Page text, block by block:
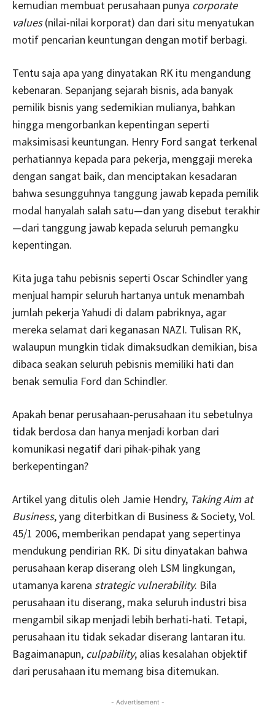
kemudian membuat perusahaan punya corporate
values(nilai-nilai korporat) dan dari situ menyatukan
motif pencarian keuntungan dengan motif berbagi.
Tentu saja apa yang dinyatakan RK itu mengandung
kebenaran. Sepanjang sejarah bisnis, ada banyak
pemilik bisnis yang sedemikian mulianya, bahkan
hingga mengorbankan kepentingan seperti
maksimisasi keuntungan. Henry Ford sangat terkenal
perhatiannya kepada para pekerja, menggaji mereka
dengan sangat baik, dan menciptakan kesadaran
bahwa sesungguhnya tanggung jawab kepada pemilik
modal hanyalah salah satu—dan yang disebut terakhir
—dari tanggung jawab kepada seluruh pemangku
kepentingan.
Kita juga tahu pebisnis seperti Oscar Schindler yang
menjual hampir seluruh hartanya untuk menambah
jumlah pekerja Yahudi di dalam pabriknya, agar
mereka selamat dari keganasan NAZI. Tulisan RK,
walaupun mungkin tidak dimaksudkan demikian, bisa
dibaca seakan seluruh pebisnis memiliki hati dan
benak semulia Ford dan Schindler.
Apakah benar perusahaan-perusahaan itu sebetulnya
tidak berdosa dan hanya menjadi korban dari
komunikasi negatif dari pihak-pihak yang
berkepentingan?
Artikel yang ditulis oleh Jamie Hendry, Taking Aim at
Business, yang diterbitkan di Business & Society, Vol.
45/1 2006, memberikan pendapat yang sepertinya
mendukung pendirian RK. Di situ dinyatakan bahwa
perusahaan kerap diserang oleh LSM lingkungan,
utamanya karena strategic vulnerability. Bila
perusahaan itu diserang, maka seluruh industri bisa
mengambil sikap menjadi lebih berhati-hati. Tetapi,
perusahaan itu tidak sekadar diserang lantaran itu.
Bagaimanapun, culpability, alias kesalahan objektif
dari perusahaan itu memang bisa ditemukan.
- Advertisement -